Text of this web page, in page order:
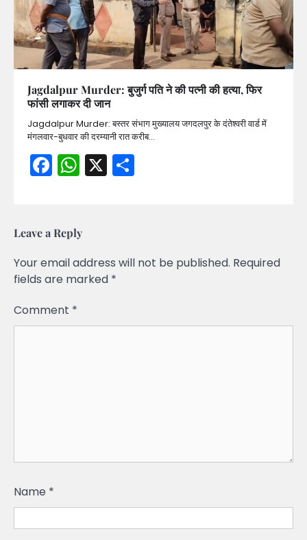
Jagdalpur Murder: बुजुर्ग पति ने की पत्नी की हत्या, फिर
फांसी लगाकर दी जान
Jagdalpur Murder: बस्तर संभाग मुख्यालय जगदलपुर के दंतेश्वरी वार्ड में
मंगलवार-बुधवार की दरम्यानी रात करीब…
Facebook
WhatsApp
X
Leave a Reply
Your email address will not be published. Required
fields are marked *
Comment *
Name *